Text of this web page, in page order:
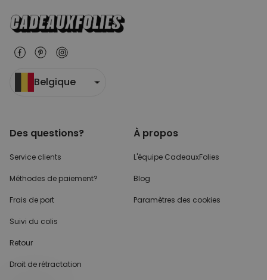
Belgique
Des questions?
Service clients
Méthodes de paiement?
Frais de port
Suivi du colis
Retour
Droit de rétractation
À propos
L'équipe CadeauxFolies
Blog
Paramètres des cookies